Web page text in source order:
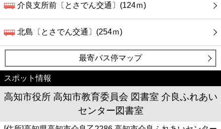
介良支所前〔とさでん交通〕(124ｍ)
北島〔とさでん交通〕(254ｍ)
最寄バス停マップ
スポット情報
高知市役所 高知市教育委員会 図書室 介良ふれあい
センター図書室